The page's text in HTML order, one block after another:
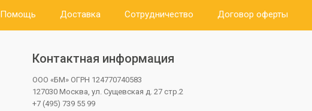
Помощь Доставка Сотрудничество Договор оферты
Контактная информация
ООО «БМ» ОГРН 124770740583
127030 Москва, ул. Сущевская д. 27 стр.2
+7 (495) 739 55 99